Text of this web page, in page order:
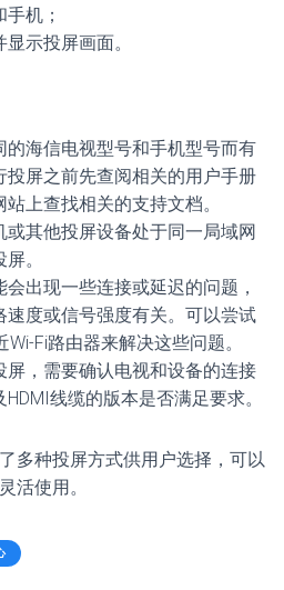
机；
示投屏画面。
的海信电视型号和手机型号而有
投屏之前先查阅相关的用户手册
上查找相关的支持文档。
其他投屏设备处于同一局域网
。
出现一些连接或延迟的问题，
速度或信号强度有关。可以尝试
Fi路由器来解决这些问题。
屏，需要确认电视和设备的连接
线缆的版本是否满足要求。
多种投屏方式供用户选择，可以
活使用。